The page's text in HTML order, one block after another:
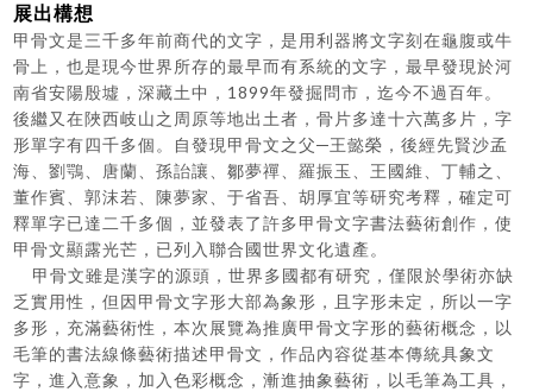
展出構想
甲骨文是三千多年前商代的文字，是用利器將文字刻在龜腹或牛
骨上，也是現今世界所存的最早而有系統的文字，最早發現於河
南省安陽殷墟，深藏土中，1899年發掘問市，迄今不過百年。
後繼又在陜西岐山之周原等地出土者，骨片多達十六萬多片，字
形單字有四千多個。自發現甲骨文之父─王懿榮，後經先賢沙孟
海、劉鶚、唐蘭、孫詒讓、鄒夢禪、羅振玉、王國維、丁輔之、
董作賓、郭沫若、陳夢家、于省吾、胡厚宜等研究考釋，確定可
釋單字已達二千多個，並發表了許多甲骨文字書法藝術創作，使
甲骨文顯露光芒，已列入聯合國世界文化遺產。
甲骨文雖是漢字的源頭，世界多國都有研究，僅限於學術亦缺
乏實用性，但因甲骨文字形大部為象形，且字形未定，所以一字
多形，充滿藝術性，本次展覽為推廣甲骨文字形的藝術概念，以
毛筆的書法線條藝術描述甲骨文，作品內容從基本傳統具象文
字，進入意象，加入色彩概念，漸進抽象藝術，以毛筆為工具，